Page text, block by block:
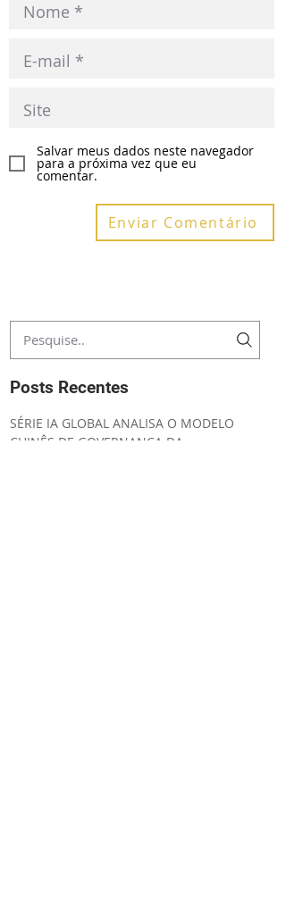
Salvar meus dados neste navegador
para a próxima vez que eu
comentar.
Enviar Comentário
Posts Recentes
SÉRIE IA GLOBAL ANALISA O MODELO
CHINÊS DE GOVERNANÇA DA